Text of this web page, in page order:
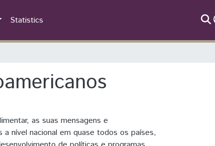
Statistics
as suas mensagens e
a nível nacional em quase todos os países,